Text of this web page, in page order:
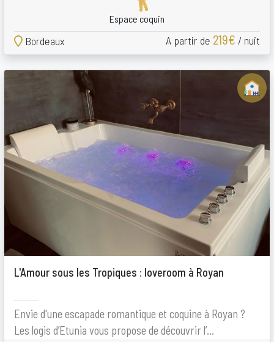
Espace coquin
Bordeaux A partir de 219€ / nuit
L'Amour sous les Tropiques : loveroom à Royan
Envie d'une escapade romantique et coquine à Royan ?
Les logis d’Etunia vous propose de découvrir l’...